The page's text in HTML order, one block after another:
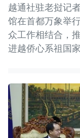
越通社驻老挝记
馆在首都万象举
众工作相结合，
进越侨心系祖国家